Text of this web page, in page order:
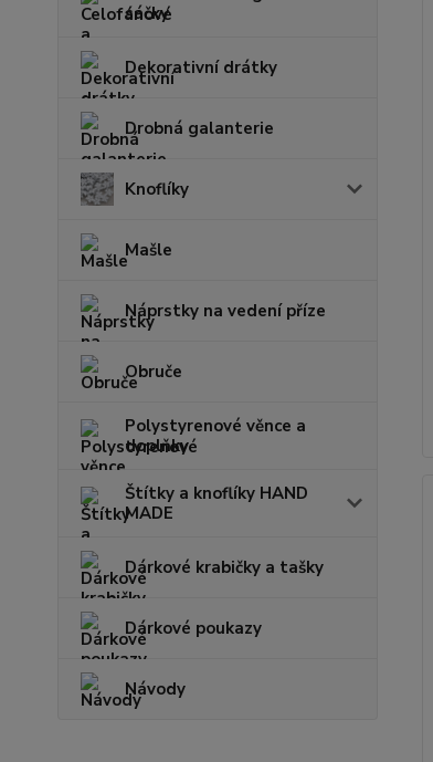
sáčky
Dekorativní drátky
Drobná galanterie
Knoflíky
Mašle
Náprstky na vedení příze
Obruče
Polystyrenové věnce a
doplňky
Štítky a knoflíky HAND
MADE
Dárkové krabičky a tašky
Dárkové poukazy
Návody